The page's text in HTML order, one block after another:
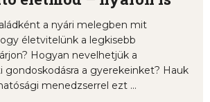
a nyári melegben mit
életvitelünk a legkisebb
Hogyan nevelhetjük a
gondoskodásra a gyerekeinket? Hauk
menedzserrel ezt ...